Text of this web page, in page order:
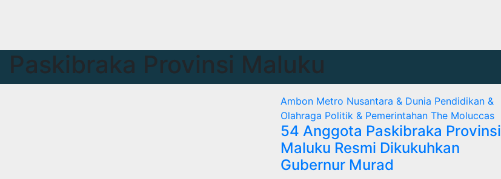
Paskibraka Provinsi Maluku
Ambon Metro Nusantara & Dunia Pendidikan &
Olahraga Politik & Pemerintahan The Moluccas
54 Anggota Paskibraka Provinsi
Maluku Resmi Dikukuhkan
Gubernur Murad